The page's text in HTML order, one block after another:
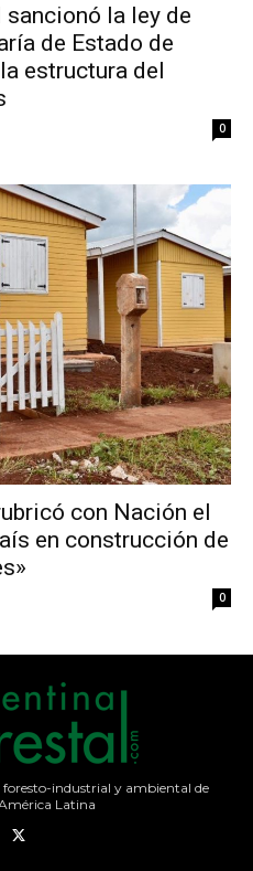
la ley de
de Estado de
estructura del
0
con Nación el
en construcción de
0
industrial y ambiental de
Latina